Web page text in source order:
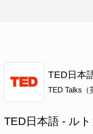
TED日本
TED Talks（
TED日本語 - ル